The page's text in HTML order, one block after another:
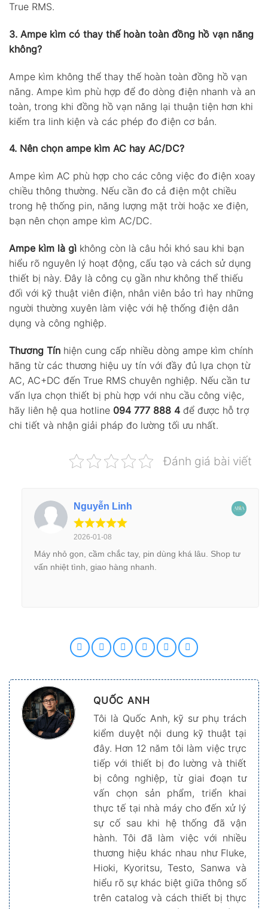
True RMS.
3. Ampe kìm có thay thế hoàn toàn đồng hồ vạn năng
không?
Ampe kìm không thể thay thế hoàn toàn đồng hồ vạn
năng. Ampe kìm phù hợp để đo dòng điện nhanh và an
toàn, trong khi đồng hồ vạn năng lại thuận tiện hơn khi
kiểm tra linh kiện và các phép đo điện cơ bản.
4. Nên chọn ampe kìm AC hay AC/DC?
Ampe kìm AC phù hợp cho các công việc đo điện xoay
chiều thông thường. Nếu cần đo cả điện một chiều
trong hệ thống pin, năng lượng mặt trời hoặc xe điện,
bạn nên chọn ampe kìm AC/DC.
Ampe kìm là gì không còn là câu hỏi khó sau khi bạn
hiểu rõ nguyên lý hoạt động, cấu tạo và cách sử dụng
thiết bị này. Đây là công cụ gần như không thể thiếu
đối với kỹ thuật viên điện, nhân viên bảo trì hay những
người thường xuyên làm việc với hệ thống điện dân
dụng và công nghiệp.
Thương Tín hiện cung cấp nhiều dòng ampe kìm chính
hãng từ các thương hiệu uy tín với đầy đủ lựa chọn từ
AC, AC+DC đến True RMS chuyên nghiệp. Nếu cần tư
vấn lựa chọn thiết bị phù hợp với nhu cầu công việc,
hãy liên hệ qua hotline 094 777 888 4 để được hỗ trợ
chi tiết và nhận giải pháp đo lường tối ưu nhất.
Đánh giá bài viết
Nguyễn Linh
2026-01-08
Máy nhỏ gọn, cầm chắc tay, pin dùng khá lâu. Shop tư
vấn nhiệt tình, giao hàng nhanh.
QUỐC ANH
Tôi là Quốc Anh, kỹ sư phụ trách
kiểm duyệt nội dung kỹ thuật tại
đây. Hơn 12 năm tôi làm việc trực
tiếp với thiết bị đo lường và thiết
bị công nghiệp, từ giai đoạn tư
vấn chọn sản phẩm, triển khai
thực tế tại nhà máy cho đến xử lý
sự cố sau khi hệ thống đã vận
hành. Tôi đã làm việc với nhiều
thương hiệu khác nhau như Fluke,
Hioki, Kyoritsu, Testo, Sanwa và
hiểu rõ sự khác biệt giữa thông số
trên catalog và cách thiết bị thực